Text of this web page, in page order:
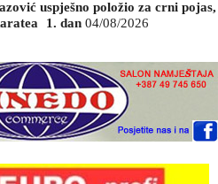
uspješno položio za crni pojas,
1. dan 04/08/2026